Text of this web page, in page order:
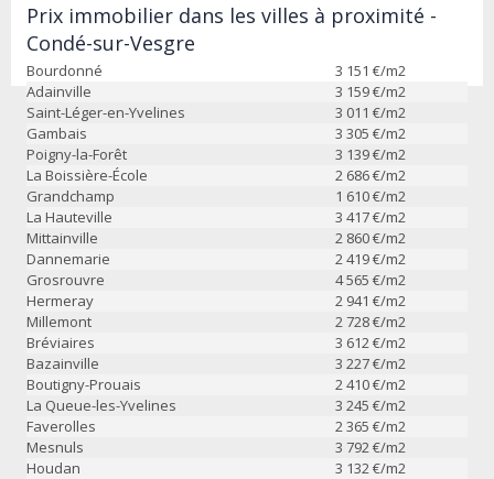
Prix immobilier dans les villes à proximité -
Condé-sur-Vesgre
Bourdonné 3 151 €/m2
Adainville
3 159€/m2
Saint-Léger-en-Yvelines
3 011 €/m2
Gambais
3 305 €/m2
Poigny-la-Forêt
3 139€/m2
La Boissière-École
2 686€/m2
Grandchamp
1 610€/m2
La Hauteville
3 417€/m2
Mittainville
2 860€/m2
Dannemarie
2 419€/m2
Grosrouvre
4 565 €/m2
Hermeray
2 941 €/m2
Millemont
2 728€/m2
Bréviaires
3 612 €/m2
Bazainville
3 227€/m2
Boutigny-Prouais
2 410€/m2
La Queue-les-Yvelines
3 245 €/m2
Faverolles
2 365 €/m2
Mesnuls
3 792 €/m2
Houdan
3 132 €/m2